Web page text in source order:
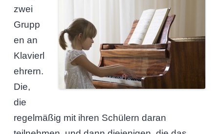
zwei
Grupp
en an
Klavierl
ehrern.
Die,
die
regelmäßig mit ihren Schülern daran